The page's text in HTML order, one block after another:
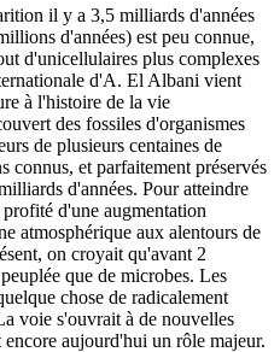
il y a 3,5 milliards d'années
d'années) est peu connue,
d'unicellulaires plus complexes
d'A. El Albani vient
à l'histoire de la vie
des fossiles d'organismes
de plusieurs centaines de
connus, et parfaitement préservés
d'années. Pour atteindre
d'une augmentation
atmosphérique aux alentours de
on croyait qu'avant 2
que de microbes. Les
chose de radicalement
voie s'ouvrait à de nouvelles
aujourd'hui un rôle majeur.